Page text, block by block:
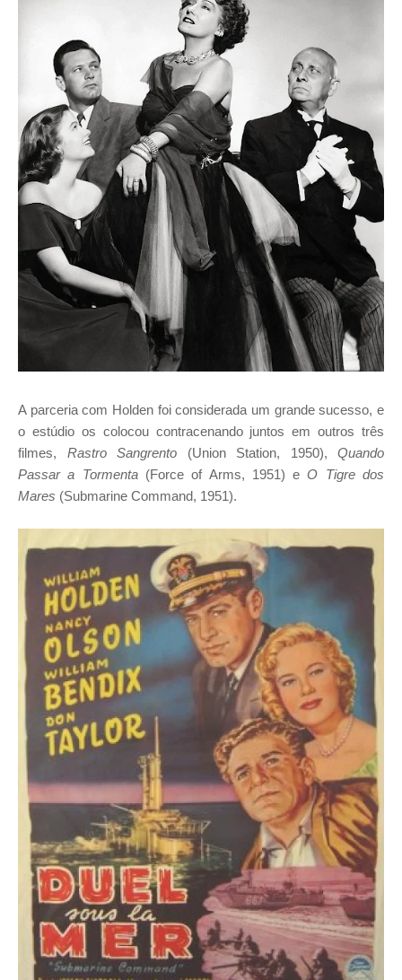
A parceria com Holden foi considerada um grande sucesso, e
o estúdio os colocou contracenando juntos em outros três
filmes, Rastro Sangrento (Union Station, 1950), Quando
Passar a Tormenta (Force of Arms, 1951) eO Tigre dos
Mares (Submarine Command, 1951).